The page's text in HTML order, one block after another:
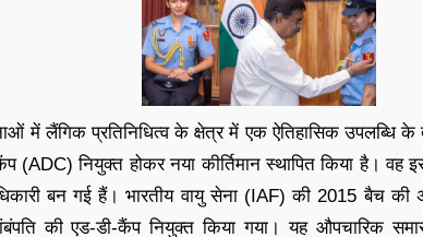
में लैंगिक प्रतिनिधित्व के क्षेत्र में एक ऐतिहासिक उपलब्धि के
(ADC) नियुक्त होकर नया कीर्तिमान स्थापित किया है। वह
बन गई हैं। भारतीय वायु सेना (IAF) की 2015 बैच की
की एड-डी-कैंप नियुक्त किया गया। यह औपचारिक